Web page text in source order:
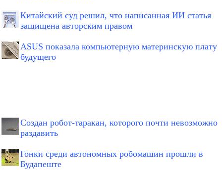
Китайский суд решил, что написанная ИИ статья
защищена авторским правом
ASUS показала компьютерную материнскую плату
будущего
Создан робот-таракан, которого почти невозможно
раздавить
Гонки среди автономных робомашин прошли в
Будапеште